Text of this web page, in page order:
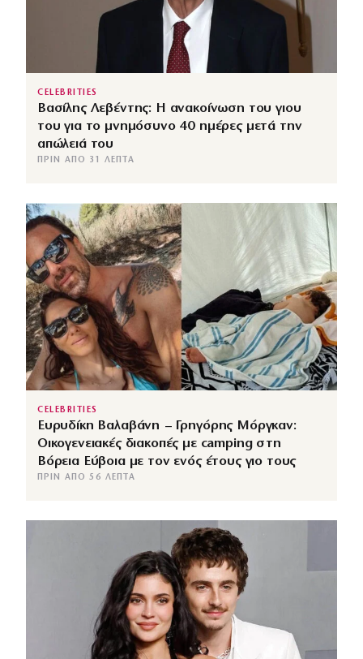
CELEBRITIES
Βασίλης Λεβέντης: Η ανακοίνωση του γιου
του για το μνημόσυνο 40 ημέρες μετά την
απώλειά του
ΠΡΙΝ ΑΠΌ 31 ΛΕΠΤΆ
CELEBRITIES
Ευρυδίκη Βαλαβάνη – Γρηγόρης Μόργκαν:
Οικογενειακές διακοπές με camping στη
Βόρεια Εύβοια με τον ενός έτους γιο τους
ΠΡΙΝ ΑΠΌ 56 ΛΕΠΤΆ